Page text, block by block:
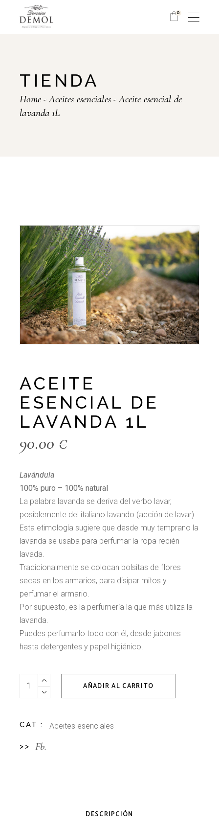
content
0
TIENDA
Home Aceites esenciales
Aceite esencial de
lavanda 1L
ACEITE
ESENCIAL DE
LAVANDA 1L
90.00 €
Lavándula
100% puro – 100% natural
La palabra lavanda se deriva del verbo lavar,
posiblemente del italiano lavando (acción de lavar).
Esta etimología sugiere que desde muy temprano la
lavanda se usaba para perfumar la ropa recién
lavada.
Tradicionalmente se colocan bolsitas de flores
secas en los armarios, para disipar mitos y
perfumar el armario.
Por supuesto, es la perfumería la que más utiliza la
lavanda.
Puedes perfumarlo todo con él, desde jabones
hasta detergentes y papel higiénico.
Aceite esencial de lavanda 1L quantity
AÑADIR AL CARRITO
CAT : Aceites esenciales
>> Fb.
DESCRIPCIÓN